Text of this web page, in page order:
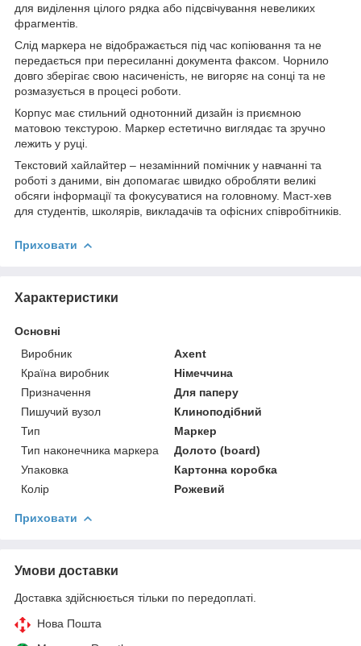
для виділення цілого рядка або підсвічування невеликих
фрагментів.
Слід маркера не відображається під час копіювання та не
передається при пересиланні документа факсом. Чорнило
довго зберігає свою насиченість, не вигоряє на сонці та не
розмазується в процесі роботи.
Корпус має стильний однотонний дизайн із приємною
матовою текстурою. Маркер естетично виглядає та зручно
лежить у руці.
Текстовий хайлайтер – незамінний помічник у навчанні та
роботі з даними, він допомагає швидко обробляти великі
обсяги інформації та фокусуватися на головному. Маст-хев
для студентів, школярів, викладачів та офісних співробітників.
Приховати
Характеристики
Основні
Виробник
Axent
Країна виробник
Німеччина
Призначення
Для паперу
Пишучий вузол
Клиноподібний
Тип
Маркер
Тип наконечника маркера
Долото (board)
Упаковка
Картонна коробка
Колір
Рожевий
Приховати
Умови доставки
Доставка здійснюється тільки по передоплаті.
Нова Пошта